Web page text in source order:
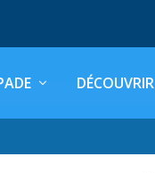
DÉCOUVRIR